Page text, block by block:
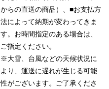
からの直送の商品）、■お支払方
法によって納期が変わってきま
す。お時間指定のある場合は、
ご指定ください。
※大雪、台風などの天候状況に
より、運送に遅れが生じる可能
性がございます。ご了承くださ